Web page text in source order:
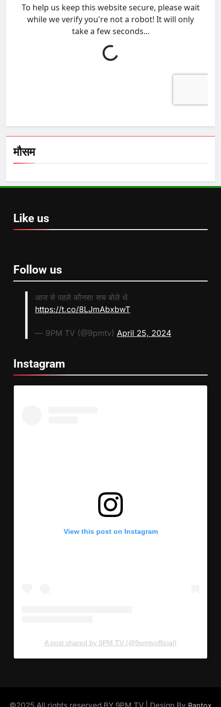
मौसम
Like us
Follow us
आज से पहले कौनसा सच बोले थे
https://t.co/8LJmAbxbwT
— 9PM TV (@9pmtv) April 25, 2024
Instagram
View this post on Instagram
A post shared by 9PM TV (@9pmtvofficial)
Rantox